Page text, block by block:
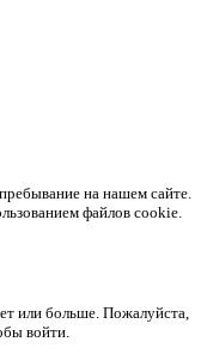
на нашем сайте.
файлов cookie.
или больше. Пожалуйста,
войти.